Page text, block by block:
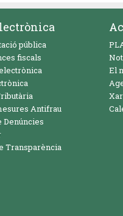
pública
fiscals
Antifrau
Denúncies
Transparència
El